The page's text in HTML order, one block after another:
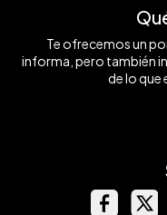
Te ofrecemos un
informa, pero también
de lo que